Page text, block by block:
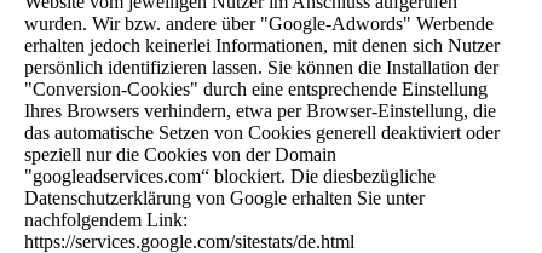
wurden. Wir bzw. andere über "Google-Adwords" Werbende
erhalten jedoch keinerlei Informationen, mit denen sich Nutzer
persönlich identifizieren lassen. Sie können die Installation der
"Conversion-Cookies" durch eine entsprechende Einstellung
Ihres Browsers verhindern, etwa per Browser-Einstellung, die
das automatische Setzen von Cookies generell deaktiviert oder
speziell nur die Cookies von der Domain
"googleadservices.com“ blockiert. Die diesbezügliche
Datenschutzerklärung von Google erhalten Sie unter
nachfolgendem Link:
https://services.google.com/sitestats/de.html